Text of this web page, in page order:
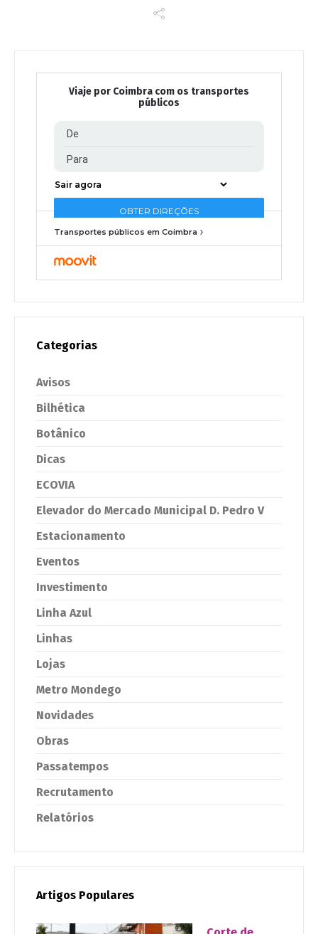
Viaje por Coimbra com os transportes
públicos
Transportes públicos em Coimbra
Categorias
Avisos
Bilhética
Botânico
Dicas
ECOVIA
Elevador do Mercado Municipal D. Pedro V
Estacionamento
Eventos
Investimento
Linha Azul
Linhas
Lojas
Metro Mondego
Novidades
Obras
Passatempos
Recrutamento
Relatórios
Artigos Populares